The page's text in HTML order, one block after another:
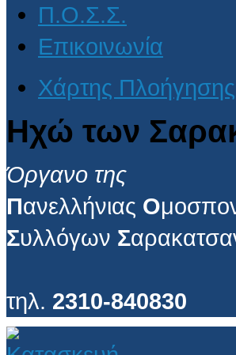
Π.Ο.Σ.Σ.
Επικοινωνία
Χάρτης Πλοήγησης
Ηχώ των
Όργανο της
Πανελλήνιας Ο
Συλλόγων Σ
τηλ. 2310-840830